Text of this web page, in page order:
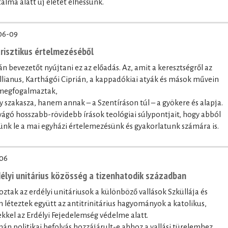
alatt új életet élhessünk.
09
értelmezéséből
bevezetőt nyújtani ez az előadás. Az, amit a keresztségről az
Karthágói Ciprián, a kappadókiai atyák és mások művein
hanem annak – a Szentíráson túl – a gyökere és alapja.
hosszabb-rövidebb írások teológiai súlypontjait, hogy abból
le a mai egyházi értelemezésünk és gyakorlatunk számára is.
unitárius közösség a tizenhatodik században
az erdélyi unitáriusok a különböző vallások Szküllája és
léteztek együtt az antitrinitárius hagyományok a katolikus,
az Erdélyi Fejedelemség védelme alatt.